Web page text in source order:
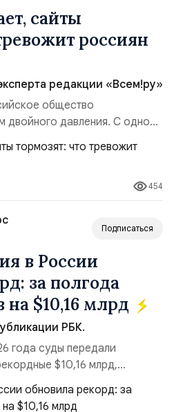
сайты
россиян
редакции «Всем!ру»
общество
двойного давления. С одной
цен на товары первой
и локальные сбои в
– технологическая
в работе интернета,
осваивать VPN и
из этого бье...
454
Подписаться
в России
за полгода
на $10,16 млрд
РБК.
года суды передали
$10,16 млрд,
Это в 2,5 раза больше,
2025 года ($3,95 млрд).